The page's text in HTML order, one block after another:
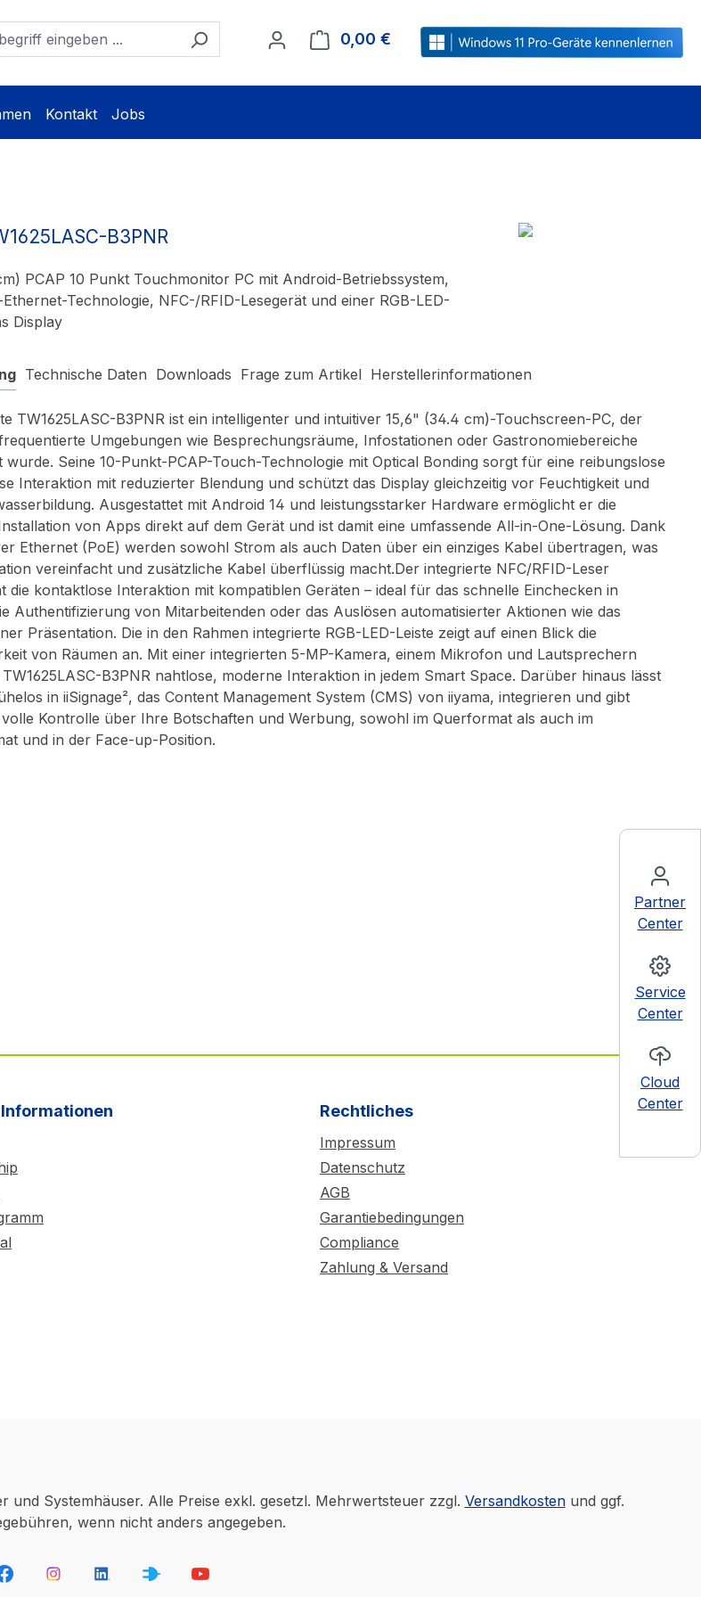
Partner
Center
Service
Center
Cloud
Center
0,00 € Warenkorb enthält 0 Positionen. Der
Kontakt Jobs
B3PNR
PCAP 10 Punkt Touchmonitor PC mit Android-Betriebssystem,
Technologie, NFC-/RFID-Lesegerät und einer RGB-LED-
Display
Technische Daten Downloads Frage zum Artikel Herstellerinformationen
TW1625LASC-B3PNR ist ein intelligenter und intuitiver 15,6" (34.4 cm)-Touchscreen-PC, der
Umgebungen wie Besprechungsräume, Infostationen oder Gastronomiebereiche
wurde. Seine 10-Punkt-PCAP-Touch-Technologie mit Optical Bonding sorgt für eine reibungslose
Interaktion mit reduzierter Blendung und schützt das Display gleichzeitig vor Feuchtigkeit und
Ausgestattet mit Android 14 und leistungsstarker Hardware ermöglicht er die
von Apps direkt auf dem Gerät und ist damit eine umfassende All-in-One-Lösung. Dank
Ethernet (PoE) werden sowohl Strom als auch Daten über ein einziges Kabel übertragen, was
vereinfacht und zusätzliche Kabel überflüssig macht.Der integrierte NFC/RFID-Leser
die kontaktlose Interaktion mit kompatiblen Geräten – ideal für das schnelle Einchecken in
Authentifizierung von Mitarbeitenden oder das Auslösen automatisierter Aktionen wie das
Präsentation. Die in den Rahmen integrierte RGB-LED-Leiste zeigt auf einen Blick die
von Räumen an. Mit einer integrierten 5-MP-Kamera, einem Mikrofon und Lautsprechern
B3PNR nahtlose, moderne Interaktion in jedem Smart Space. Darüber hinaus lässt
in iiSignage², das Content Management System (CMS) von iiyama, integrieren und gibt
Kontrolle über Ihre Botschaften und Werbung, sowohl im Querformat als auch im
und in der Face-up-Position.
Rechtliches
Impressum
Datenschutz
AGB
Garantiebedingungen
Compliance
Zahlung & Versand
Systemhäuser. Alle Preise exkl. gesetzl. Mehrwertsteuer zzgl. Versandkostenund ggf.
wenn nicht anders angegeben.